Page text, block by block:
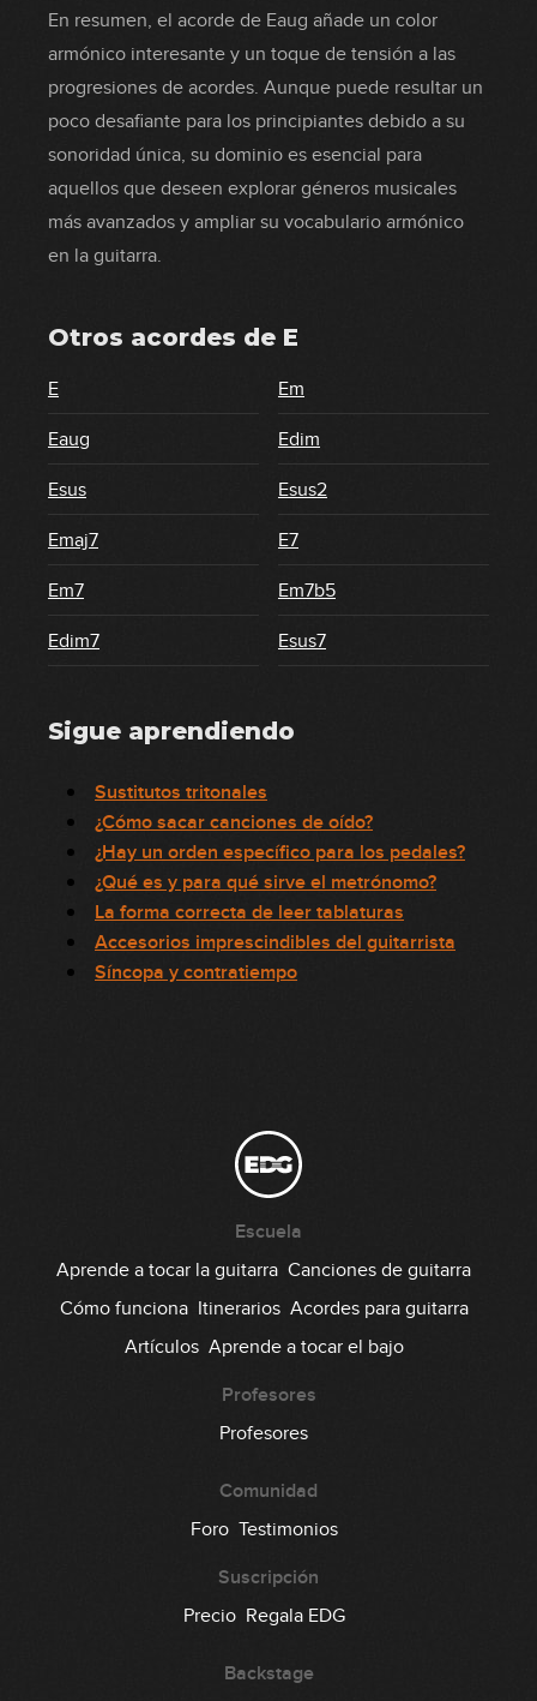
En resumen, el acorde de Eaug añade un color
armónico interesante y un toque de tensión a las
progresiones de acordes. Aunque puede resultar un
poco desafiante para los principiantes debido a su
sonoridad única, su dominio es esencial para
aquellos que deseen explorar géneros musicales
más avanzados y ampliar su vocabulario armónico
en la guitarra.
Otros acordes de E
E Em
Eaug Edim
Esus Esus2
Emaj7 E7
Em7 Em7b5
Edim7 Esus7
Sigue aprendiendo
Sustitutos tritonales
¿Cómo sacar canciones de oído?
¿Hay un orden específico para los pedales?
¿Qué es y para qué sirve el metrónomo?
La forma correcta de leer tablaturas
Accesorios imprescindibles del guitarrista
Síncopa y contratiempo
Escuela
Aprende a tocar la guitarra Canciones de guitarra
Cómo funciona Itinerarios Acordes para guitarra
Artículos Aprende a tocar el bajo
Profesores
Profesores
Comunidad
Foro Testimonios
Suscripción
Precio Regala EDG
Backstage